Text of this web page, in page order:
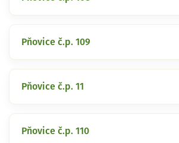
Pňovice č.p. 109
Pňovice č.p. 11
Pňovice č.p. 110